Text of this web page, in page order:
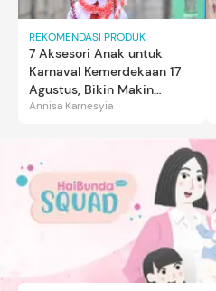
REKOMENDASI PRODUK
7 Aksesori Anak untuk
Karnaval Kemerdekaan 17
Agustus, Bikin Makin
Gemas
Annisa Karnesyia